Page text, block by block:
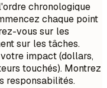
chronologique
chaque point
vous sur les
sur les tâches.
impact (dollars,
touchés). Montrez
responsabilités.